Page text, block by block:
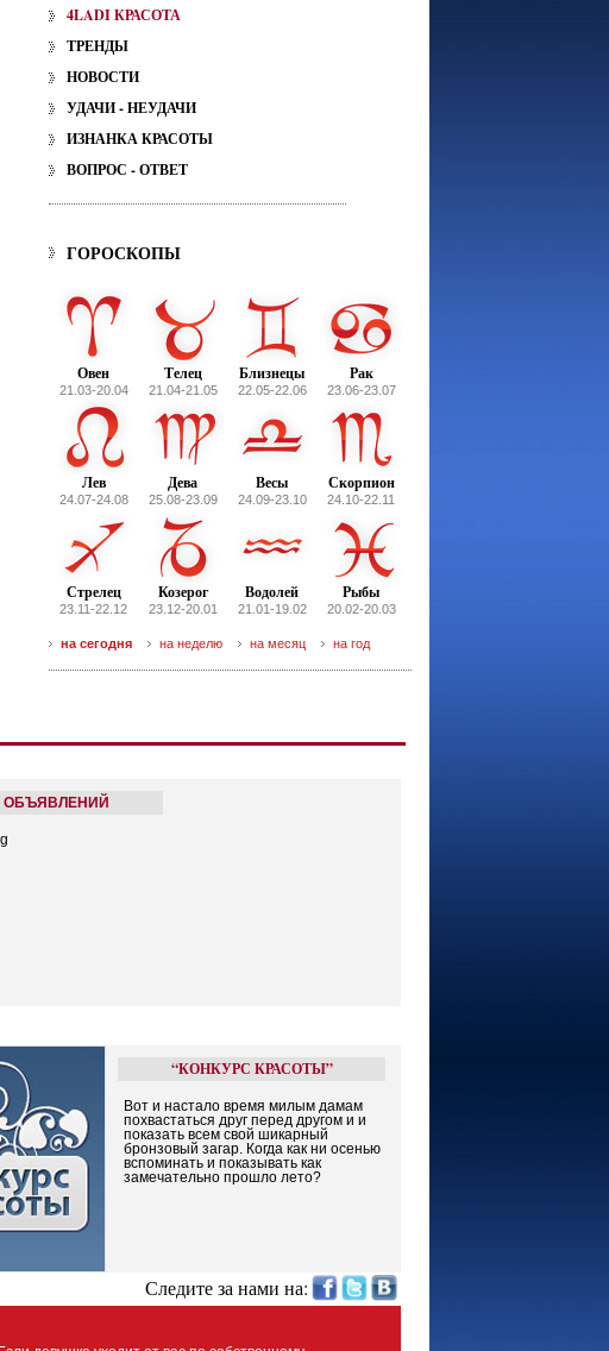
4LADI КРАСОТА
ТРЕНДЫ
НОВОСТИ
УДАЧИ - НЕУДАЧИ
ИЗНАНКА КРАСОТЫ
ВОПРОС - ОТВЕТ
ГОРОСКОПЫ
Овен
21.03-20.04
Телец
21.04-21.05
Близнецы
22.05-22.06
Рак
23.06-23.07
Лев
24.07-24.08
Дева
25.08-23.09
Весы
24.09-23.10
Скорпион
24.10-22.11
Стрелец
23.11-22.12
Козерог
23.12-20.01
Водолей
21.01-19.02
Рыбы
20.02-20.03
на сегодня на неделю на месяц на год
ОБЪЯВЛЕНИЙ
“КОНКУРС КРАСОТЫ”
Вот и настало время милым дамам
похвастаться друг перед другом и и
показать всем свой шикарный
бронзовый загар. Когда как ни осенью
вспоминать и показывать как
замечательно прошло лето?
Следите за нами на: